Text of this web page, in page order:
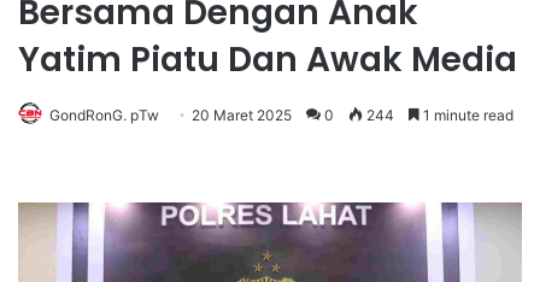
Bersama Dengan Anak
Yatim Piatu Dan Awak Media
GondRonG. pTw 20 Maret 2025 0 244 1 minute read